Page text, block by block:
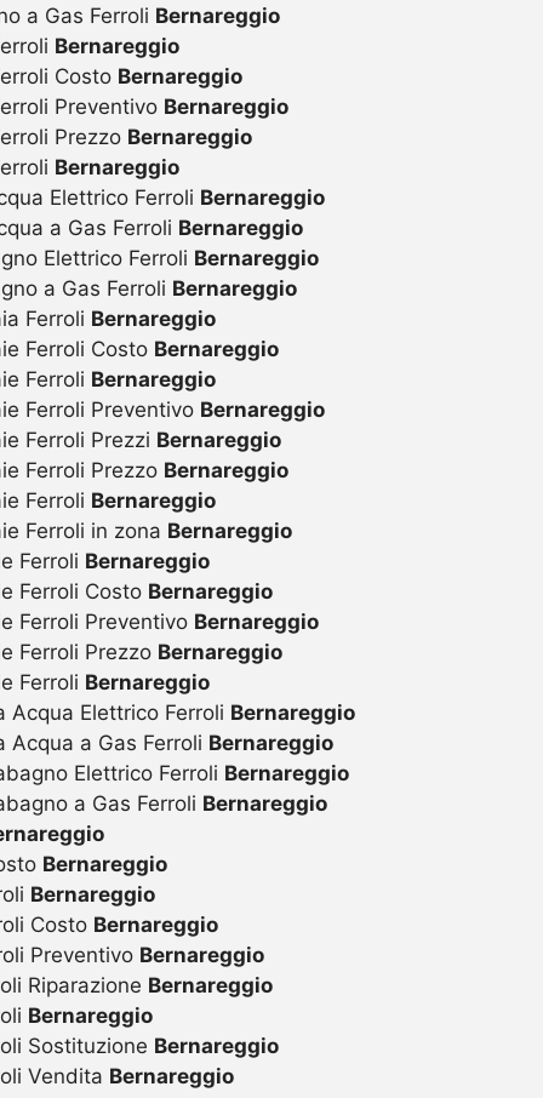
a Gas Ferroli Bernareggio
Bernareggio
Costo Bernareggio
Preventivo Bernareggio
Prezzo Bernareggio
Bernareggio
Elettrico Ferroli Bernareggio
a Gas Ferroli Bernareggio
Elettrico Ferroli Bernareggio
a Gas Ferroli Bernareggio
Ferroli Bernareggio
Ferroli Costo Bernareggio
Ferroli Bernareggio
Ferroli Preventivo Bernareggio
Ferroli Prezzi Bernareggio
Ferroli Prezzo Bernareggio
Ferroli Bernareggio
Ferroli in zona Bernareggio
Ferroli Bernareggio
Ferroli Costo Bernareggio
Ferroli Preventivo Bernareggio
Ferroli Prezzo Bernareggio
Ferroli Bernareggio
Acqua Elettrico Ferroli Bernareggio
Acqua a Gas Ferroli Bernareggio
Elettrico Ferroli Bernareggio
a Gas Ferroli Bernareggio
Bernareggio
Bernareggio
Costo Bernareggio
Preventivo Bernareggio
Riparazione Bernareggio
Bernareggio
Sostituzione Bernareggio
Vendita Bernareggio